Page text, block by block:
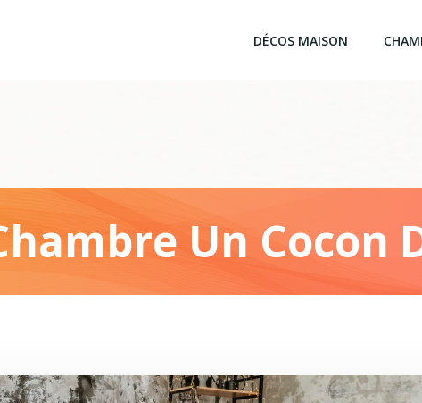
DÉCOS MAISON
Un Cocon